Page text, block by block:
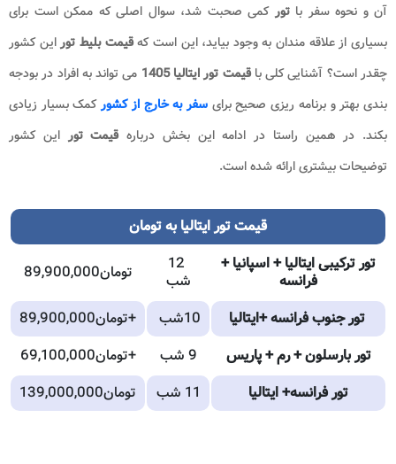
آن و نحوه سفر باتورکمی صحبت شد، سوال اصلی که ممکن است برای
بسیاری از علاقه مندان به وجود بیاید، این است کهقیمت بلیط توراین کشور
چقدر است؟ آشنایی کلی باقیمت تور ایتالیا 1405 می تواند به افراد در بودجه
بندی بهتر و برنامه ریزی صحیح برای سفر به خارج از کشورکمک بسیار زیادی
بکند. در همین راستا در ادامه این بخش دربارهقیمت توراین کشور
توضیحات بیشتری ارائه شده است.
قیمت تور ایتالیا به تومان
تور ترکیبی ایتالیا + اسپانیا +
فرانسه
12
شب
89,900,000تومان
تور جنوب فرانسه +ایتالیا 10شب
89,900,000تومان+
تور بارسلون + رم + پاریس
9 شب
69,100,000تومان+
تور فرانسه+ ایتالیا
11 شب 139,000,000تومان